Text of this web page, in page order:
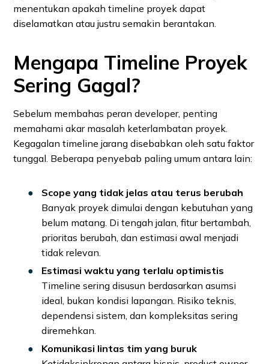
menentukan apakah timeline proyek dapat
diselamatkan atau justru semakin berantakan.
Mengapa Timeline Proyek
Sering Gagal?
Sebelum membahas peran developer, penting
memahami akar masalah keterlambatan proyek.
Kegagalan timeline jarang disebabkan oleh satu faktor
tunggal. Beberapa penyebab paling umum antara lain:
Scope yang tidak jelas atau terus berubah
Banyak proyek dimulai dengan kebutuhan yang
belum matang. Di tengah jalan, fitur bertambah,
prioritas berubah, dan estimasi awal menjadi
tidak relevan.
Estimasi waktu yang terlalu optimistis
Timeline sering disusun berdasarkan asumsi
ideal, bukan kondisi lapangan. Risiko teknis,
dependensi sistem, dan kompleksitas sering
diremehkan.
Komunikasi lintas tim yang buruk